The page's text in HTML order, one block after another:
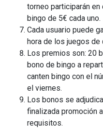
torneo participarán
bingo de 5€ cada uno.
Cada usuario puede
hora de los juegos de
Los premios son: 20
bono de bingo a
canten bingo con el
el viernes.
Los bonos se
finalizada promoción
requisitos.